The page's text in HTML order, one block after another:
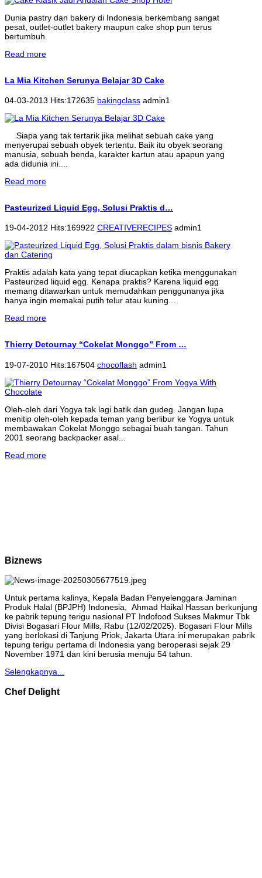
Dunia pastry dan bakery di Indonesia berkembang sangat
pesat, outlet-outlet bakery maupun cake shop pun terus
bertumbuh.
Read more
La Mia Kitchen Serunya Belajar 3D Cake
04-03-2013 Hits:172635 bakingclass admin1
Siapa yang tak tertarik jika melihat sebuah cake yang
menyerupai sebuah obyek tertentu. Baik itu obyek seorang
manusia, sebuah benda, karakter kartun atau apapun yang
ada didunia ini....
Read more
Pasteurized Liquid Egg, Solusi Praktis d…
19-04-2012 Hits:169922 CREATIVERECIPES admin1
Praktis adalah kata yang tepat diucapkan ketika menggunakan
Pasteurized liquid egg. Kenapa praktis? Karena liquid egg
memang ditawarkan untuk memudahkan penggunanya jika
hanya ingin memakai putih telur atau kuning...
Read more
Thierry Detournay “Cokelat Monggo” From …
19-07-2010 Hits:167504 chocoflash admin1
Oleh-oleh dari Yogya tak lagi batik dan gudeg. Jangan lupa
menitip oleh-oleh kepada teman yang berlibur ke Yogya untuk
membawakan Cokelat Monggo sebagai buah tangan. Tahun
2001 seorang backpacker asal...
Read more
Biznews
Untuk pertama kalinya, Kepala Badan Penyelenggara Jaminan
Produk Halal (BPJPH) Indonesia, Ahmad Haikal Hassan berkunjung
ke pabrik tepung terigu nasional PT Indofood Sukses Makmur Tbk
Divisi Bogasari Flour Mills, Rabu (12/02/2025). Bogasari Flour Mills
yang berlokasi di Tanjung Priok, Jakarta Utara ini merupakan pabrik
tepung terigu pertama di Indonesia yang beroperasi sejak 29
November 1971 dan kini berusia menuju 54 tahun.
Selengkapnya...
Chef Delight